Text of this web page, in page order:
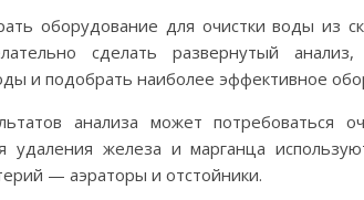
оборудование для очистки воды из
сделать развернутый
и подобрать наиболее эффективное
анализа может потребоваться
удаления железа и марганца
— аэраторы и отстойники.